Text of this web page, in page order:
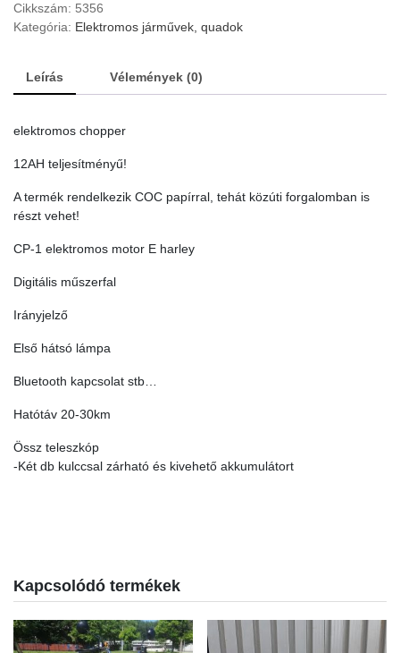
Cikkszám: 5356
Kategória: Elektromos járművek, quadok
Leírás Vélemények (0)
elektromos chopper
12AH teljesítményű!
A termék rendelkezik COC papírral, tehát közúti forgalomban is
részt vehet!
CP-1 elektromos motor E harley
Digitális műszerfal
Irányjelző
Első hátsó lámpa
Bluetooth kapcsolat stb…
Hatótáv 20-30km
Össz teleszkóp
-Két db kulccsal zárható és kivehető akkumulátort
Kapcsolódó termékek